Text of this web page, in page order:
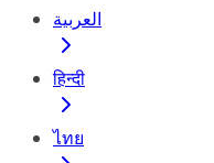
العربية
हिन्दी
ไทย